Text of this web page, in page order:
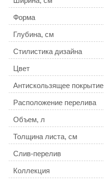
Форма
Глубина, см
Стилистика дизайна
Цвет
Антискользящее покрытие
Расположение перелива
Объем, л
Толщина листа, см
Слив-перелив
Коллекция